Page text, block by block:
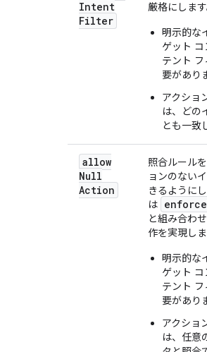
Intent
Filter
厳格にします
明示的な
ゲット
テント
要があり
アクショ
は、どの
とも一致
allow
Null
Action
照合ルール
ョンのない
きるように
は
と組み合わ
作を実現しま
明示的な
ゲット
テント
要があり
アクショ
は、任意